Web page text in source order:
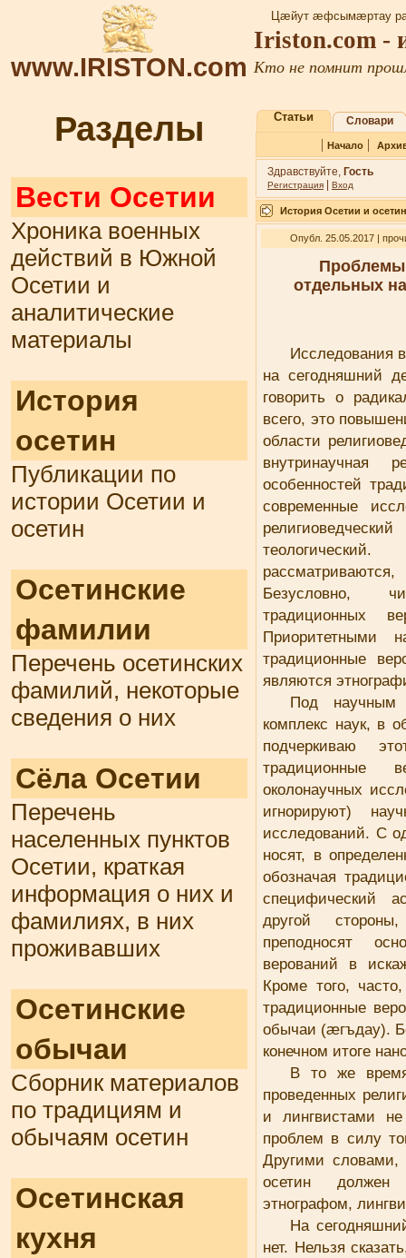
www.IRISTON.com
Цæйут æфсымæртау
Iriston.com -
Кто не помнит
Разделы
Вести Осетии
Хроника военных
действий в Южной
Осетии и
аналитические
материалы
История
осетин
Публикации по
истории Осетии и
осетин
Осетинские
фамилии
Перечень осетинских
фамилий, некоторые
сведения о них
Сёла Осетии
Перечень
населенных пунктов
Осетии, краткая
информация о них и
фамилиях, в них
проживавших
Осетинские
обычаи
Сборник материалов
по традициям и
обычаям осетин
Осетинская
кухня
Статьи Словари
| Начало|
Здравствуйте, Гость
Регистрация Вход
История Осетии и осетин
Опубл. 25.05.2017 |
Проблемы
отдельных
Исследования
на сегодняшний
говорить о
всего, это
области
особенностей
современные
рассматриваются,
Безусловно,
традиционных
Приоритетными
традиционные
являются
Под научным
комплекс наук, в
подчеркиваю
традиционные
околонаучных
игнорируют)
исследований. С
носят, в
обозначая
специфический
другой
преподносят
верований в
Кроме того,
традиционные
обычаи (æгъдау).
конечном итоге
В то же время
проведенных
и лингвистами
проблем в силу
Другими словами,
осетин должен
этнографом,
На
нет. Нельзя